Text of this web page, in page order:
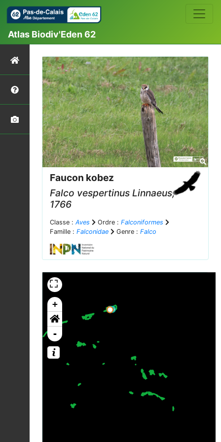
Atlas Biodiv'Eden 62
Faucon kobez
Falco vespertinus Linnaeus,
1766
Classe : Aves Ordre : Falconiformes
Famille : Falconidae Genre : Falco
+
-